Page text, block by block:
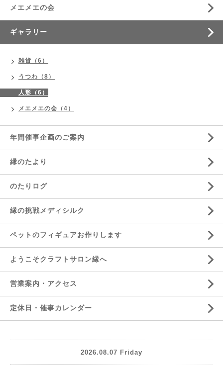
メエメエの会
ギャラリー
雑貨（6）
うつわ（8）
人形（6）
メエメエの会（4）
年間催事企画のご案内
縁のたより
のたりログ
縁の挑戦メディシルク
ペットのフィギュアお作りします
ようこそクラフトサロン縁へ
営業案内・アクセス
定休日・催事カレンダー
2026.08.07 Friday